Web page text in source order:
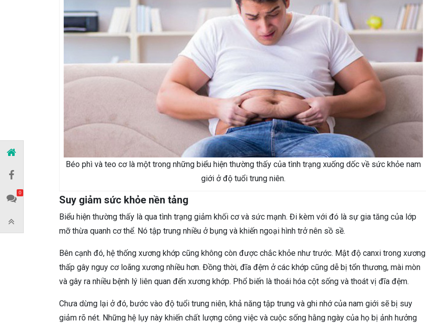
Béo phì và teo cơ là một trong những biểu hiện thường thấy của tình trạng xuống dốc về sức khỏe nam
giới ở độ tuổi trung niên.
Suy giảm sức khỏe nền tảng
Biểu hiện thường thấy là qua tình trạng giảm khối cơ và sức mạnh. Đi kèm với đó là sự gia tăng của lớp
mỡ thừa quanh cơ thể. Nó tập trung nhiều ở bụng và khiến ngoại hình trở nên sồ sề.
Bên cạnh đó, hệ thống xương khớp cũng không còn được chắc khỏe như trước. Mật độ canxi trong xương
thấp gây nguy cơ loãng xương nhiều hơn. Đồng thời, đĩa đệm ở các khớp cũng dễ bị tổn thương, mài mòn
và gây ra nhiều bệnh lý liên quan đến xương khớp. Phổ biến là thoái hóa cột sống và thoát vị đĩa đệm.
Chưa dừng lại ở đó, bước vào độ tuổi trung niên, khả năng tập trung và ghi nhớ của nam giới sẽ bị suy
giảm rõ nét. Những hệ lụy này khiến chất lượng công việc và cuộc sống hằng ngày của họ bị ảnh hưởng
0